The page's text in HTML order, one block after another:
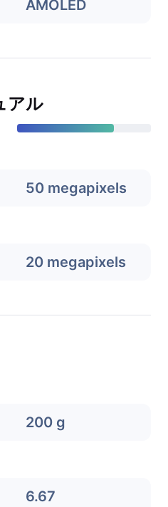
AMOLED
アル
50 megapixels
20 megapixels
200 g
6.67